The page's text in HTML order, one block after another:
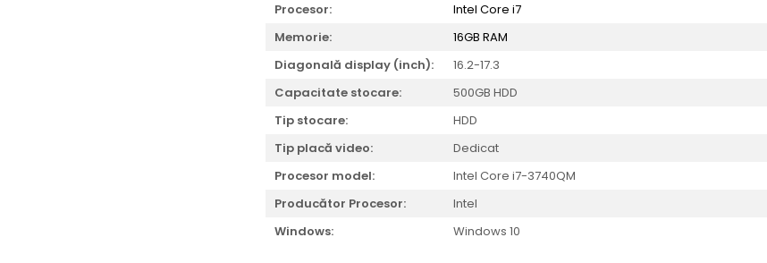
Procesor:
Intel Core i7
Memorie:
16GB RAM
Diagonală display (inch):
16.2-17.3
Capacitate stocare:
500GB HDD
Tip stocare:
HDD
Tip placă video:
Dedicat
Procesor model:
Intel Core i7-3740QM
Producător Procesor:
Intel
Windows:
Windows 10